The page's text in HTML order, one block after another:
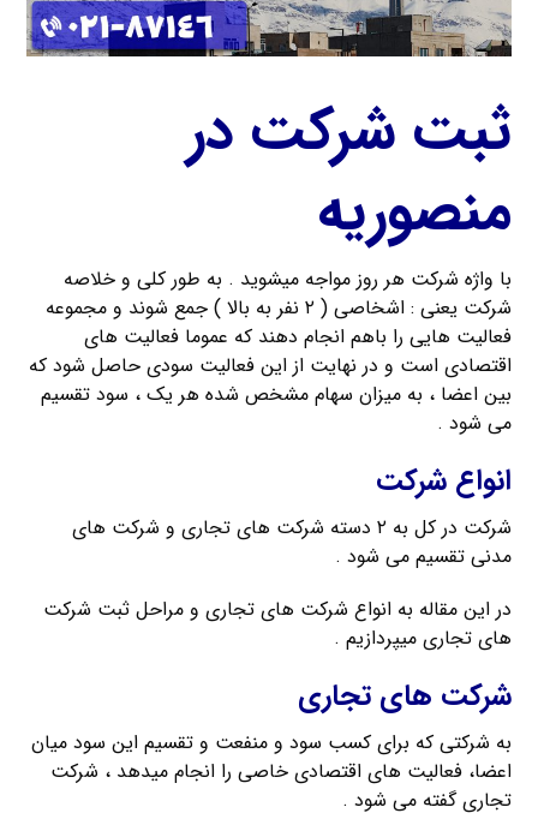
ثبت شرکت در
منصوریه
با واژه شرکت هر روز مواجه میشوید . به طور کلی و خلاصه
شرکت یعنی : اشخاصی ( ۲ نفر به بالا ) جمع شوند و مجموعه
فعالیت هایی را باهم انجام دهند که عموما فعالیت های
اقتصادی است و در نهایت از این فعالیت سودی حاصل شود که
بین اعضا ، به میزان سهام مشخص شده هر یک ، سود تقسیم
می شود .
انواع شرکت
شرکت در کل به ۲ دسته شرکت های تجاری و شرکت های
مدنی تقسیم می شود .
در این مقاله به انواع شرکت های تجاری و مراحل ثبت شرکت
های تجاری میپردازیم .
شرکت های تجاری
به شرکتی که برای کسب سود و منفعت و تقسیم این سود میان
اعضا، فعالیت های اقتصادی خاصی را انجام میدهد ، شرکت
تجاری گفته می شود .